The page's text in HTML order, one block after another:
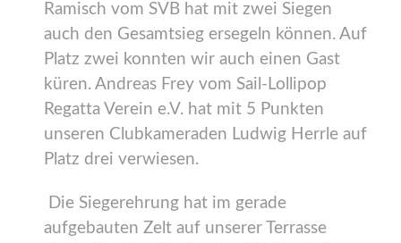
Ramisch vom SVB hat mit zwei Siegen
auch den Gesamtsieg ersegeln können. Auf
Platz zwei konnten wir auch einen Gast
küren. Andreas Frey vom Sail-Lollipop
Regatta Verein e.V. hat mit 5 Punkten
unseren Clubkameraden Ludwig Herrle auf
Platz drei verwiesen.
Die Siegerehrung hat im gerade
aufgebauten Zelt auf unserer Terrasse